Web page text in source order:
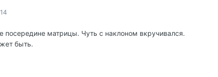
матрицы. Чуть с наклоном вкручивался.
быть.